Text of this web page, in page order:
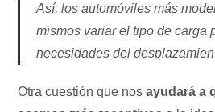
Así, los automóviles más
mismos variar el tipo de carga
necesidades del
Otra cuestión que nosayudará a